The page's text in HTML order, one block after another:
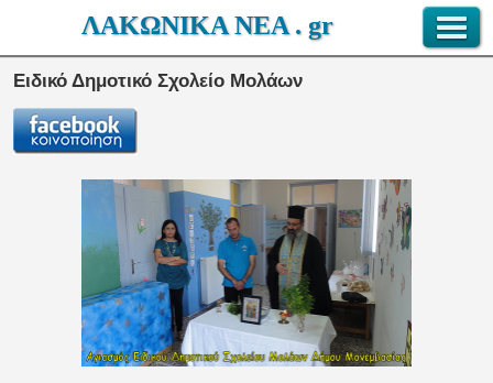
ΛΑΚΩΝΙΚΑ ΝΕΑ . gr
Ειδικό Δημοτικό Σχολείο Μολάων